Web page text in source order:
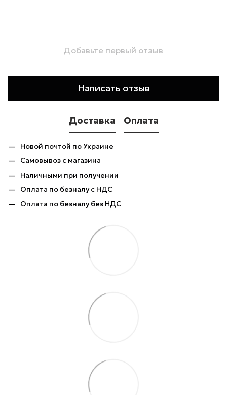
Добавьте первый отзыв
Написать отзыв
Доставка Оплата
Новой почтой по Украине
Самовывоз с магазина
Наличными при получении
Оплата по безналу с НДС
Оплата по безналу без НДС